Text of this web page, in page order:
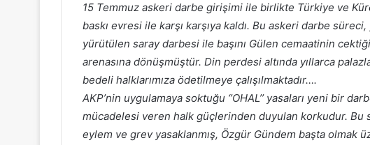
15 Temmuz askeri darbe girişimi ile birlikte Türkiye ve
baskı evresi ile karşı karşıya kaldı. Bu askeri darbe
yürütülen saray darbesi ile başını Gülen cemaatinin
arenasına dönüşmüştür. Din perdesi altında yıllarca
bedeli halklarımıza ödetilmeye çalışılmaktadır….
AKP’nin uygulamaya soktuğu ‘’OHAL’’ yasaları yeni bir
mücadelesi veren halk güçlerinden duyulan korkudur.
eylem ve grev yasaklanmış, Özgür Gündem başta olmak